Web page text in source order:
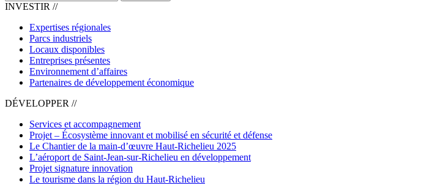
INVESTIR //
Expertises régionales
Parcs industriels
Locaux disponibles
Entreprises présentes
Environnement d’affaires
Partenaires de développement économique
DÉVELOPPER //
Services et accompagnement
Projet – Écosystème innovant et mobilisé en sécurité et défense
Le Chantier de la main-d’œuvre Haut-Richelieu 2025
L’aéroport de Saint-Jean-sur-Richelieu en développement
Projet signature innovation
Le tourisme dans la région du Haut-Richelieu